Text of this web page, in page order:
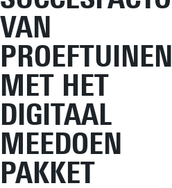
VAN
PROEFTUINEN
MET HET
DIGITAAL
MEEDOEN
PAKKET